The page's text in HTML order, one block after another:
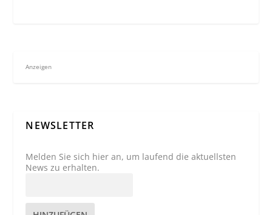
Anzeigen
NEWSLETTER
Melden Sie sich hier an, um laufend die aktuellsten
News zu erhalten.